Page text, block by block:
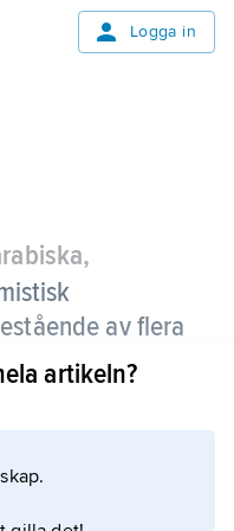
Logga in
av flera
i olika delar av
artikeln?